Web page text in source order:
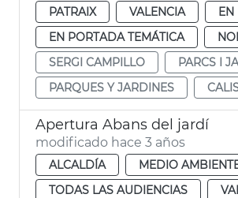
PATRAIX
VALENCIA
EN
EN PORTADA TEMÁTICA
SERGI CAMPILLO
PARCS I
PARQUES Y JARDINES
Apertura Abans del jardí
modificado hace 3 años
ALCALDÍA
MEDIO
TODAS LAS AUDIENCIAS